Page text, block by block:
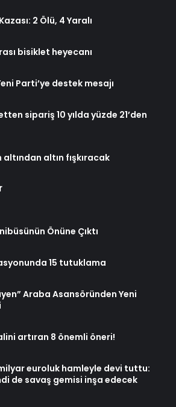
2 Ölü, 4 Yaralı
bisiklet heyecanı
Parti’ye destek mesajı
sipariş 10 yılda yüzde 21’den
altından altın fışkıracak
Önüne Çıktı
15 tutuklama
Araba Asansöründen Yeni
artıran 8 önemli öneri!
euroluk hamleyle devi tuttu:
de savaş gemisi inşa edecek